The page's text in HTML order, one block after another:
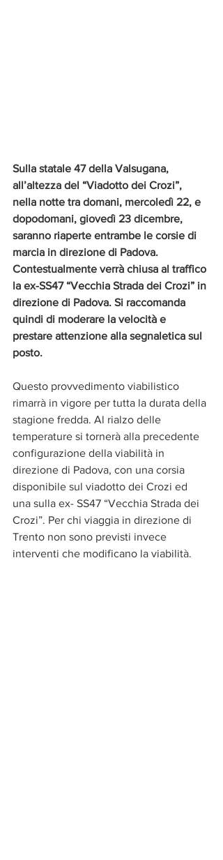
Sulla statale 47 della Valsugana,
all’altezza del “Viadotto dei Crozi”,
nella notte tra domani, mercoledì 22, e
dopodomani, giovedì 23 dicembre,
saranno riaperte entrambe le corsie di
marcia in direzione di Padova.
Contestualmente verrà chiusa al traffico
la ex-SS47 “Vecchia Strada dei Crozi” in
direzione di Padova. Si raccomanda
quindi di moderare la velocità e
prestare attenzione alla segnaletica sul
posto.
Questo provvedimento viabilistico
rimarrà in vigore per tutta la durata della
stagione fredda. Al rialzo delle
temperature si tornerà alla precedente
configurazione della viabilità in
direzione di Padova, con una corsia
disponibile sul viadotto dei Crozi ed
una sulla ex- SS47 “Vecchia Strada dei
Crozi”. Per chi viaggia in direzione di
Trento non sono previsti invece
interventi che modificano la viabilità.